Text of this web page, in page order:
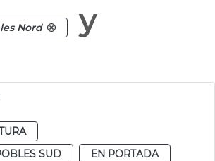
Nord
y
SUD
EN PORTADA